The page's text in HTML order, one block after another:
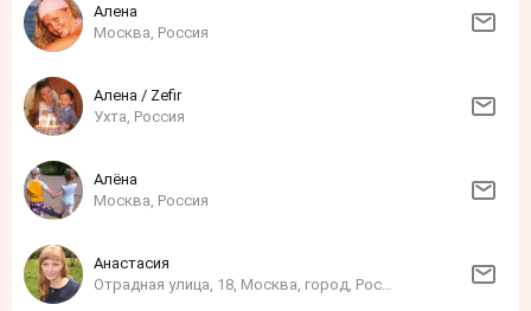
Алена
Москва, Россия
Алена / Zefir
Ухта, Россия
Алёна
Москва, Россия
Анастасия
Отрадная улица, 18, Москва, город, Россия